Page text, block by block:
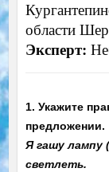
области
Эксперт:
1. Укажите
предложении.
Я гашу лампу
светлеть.